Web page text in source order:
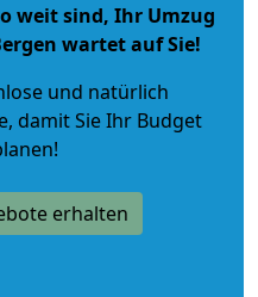
weit sind, Ihr Umzug
wartet auf Sie!
und natürlich
, damit Sie Ihr Budget
erhalten